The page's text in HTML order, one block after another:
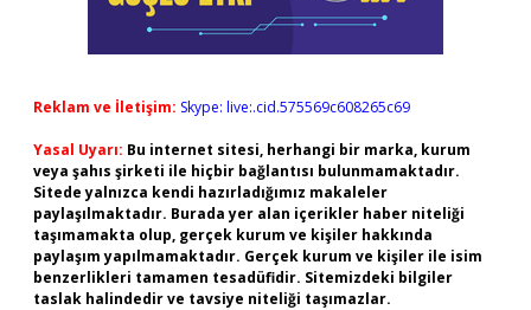
Reklam ve İletişim: Skype: live:.cid.575569c608265c69
Yasal Uyarı: Bu internet sitesi, herhangi bir marka, kurum
veya şahıs şirketi ile hiçbir bağlantısı bulunmamaktadır.
Sitede yalnızca kendi hazırladığımız makaleler
paylaşılmaktadır. Burada yer alan içerikler haber niteliği
taşımamakta olup, gerçek kurum ve kişiler hakkında
paylaşım yapılmamaktadır. Gerçek kurum ve kişiler ile isim
benzerlikleri tamamen tesadüfidir. Sitemizdeki bilgiler
taslak halindedir ve tavsiye niteliği taşımazlar.